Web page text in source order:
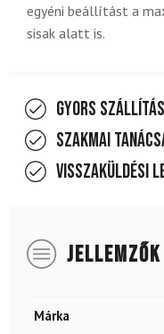
egyéni beállítást a
sisak alatt is.
Gyors szállítás
Szakmai
Visszaküldési
JELLEMZŐK
Márka